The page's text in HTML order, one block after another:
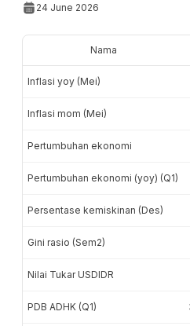
24 June 2026
Nama
Inflasi yoy (Mei)
Inflasi mom (Mei)
Pertumbuhan ekonomi
Pertumbuhan ekonomi (yoy) (Q1)
Persentase kemiskinan (Des)
Gini rasio (Sem2)
Nilai Tukar USDIDR
PDB ADHK (Q1)